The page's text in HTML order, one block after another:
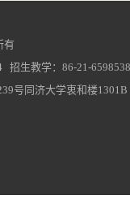
有
招生教学：86-21-
号同济大学衷和楼1301B